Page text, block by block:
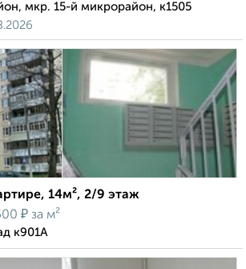
мкр. 15-й микрорайон, к1505
14м², 2/9 этаж
₽ за м²
к901А